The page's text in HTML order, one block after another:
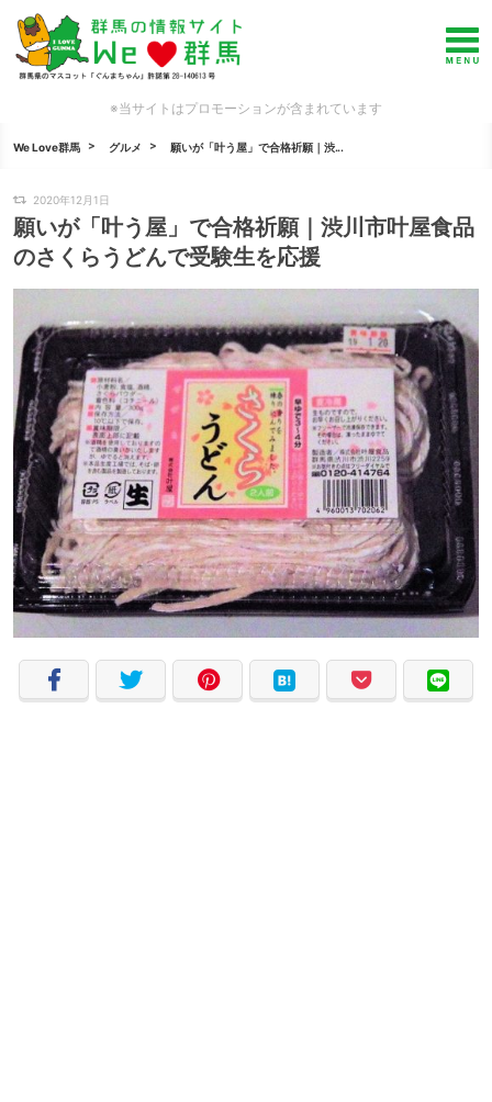
※当サイトはプロモーションが含まれています
We Love群馬 グルメ 願いが「叶う屋」で合格祈願｜渋...
2020年12月1日
願いが「叶う屋」で合格祈願｜渋川市叶屋食品
のさくらうどんで受験生を応援